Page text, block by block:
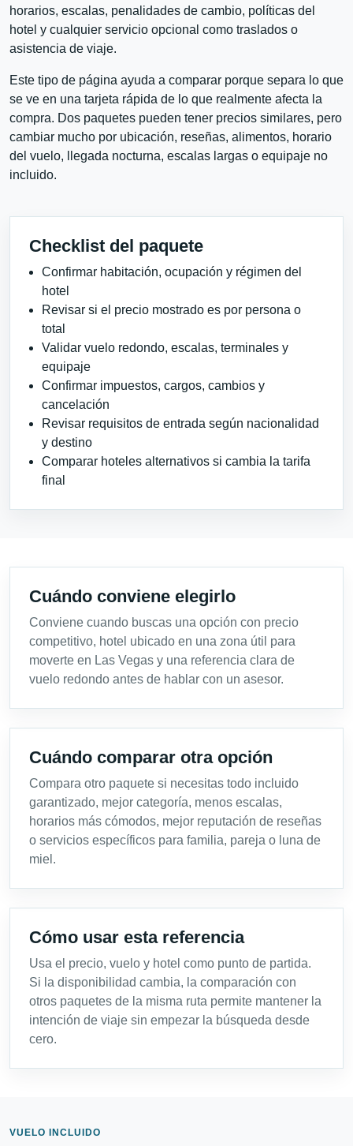
horarios, escalas, penalidades de cambio, políticas del
hotel y cualquier servicio opcional como traslados o
asistencia de viaje.
Este tipo de página ayuda a comparar porque separa lo que
se ve en una tarjeta rápida de lo que realmente afecta la
compra. Dos paquetes pueden tener precios similares, pero
cambiar mucho por ubicación, reseñas, alimentos, horario
del vuelo, llegada nocturna, escalas largas o equipaje no
incluido.
Checklist del paquete
Confirmar habitación, ocupación y régimen del
hotel
Revisar si el precio mostrado es por persona o
total
Validar vuelo redondo, escalas, terminales y
equipaje
Confirmar impuestos, cargos, cambios y
cancelación
Revisar requisitos de entrada según nacionalidad
y destino
Comparar hoteles alternativos si cambia la tarifa
final
Cuándo conviene elegirlo
Conviene cuando buscas una opción con precio
competitivo, hotel ubicado en una zona útil para
moverte en Las Vegas y una referencia clara de
vuelo redondo antes de hablar con un asesor.
Cuándo comparar otra opción
Compara otro paquete si necesitas todo incluido
garantizado, mejor categoría, menos escalas,
horarios más cómodos, mejor reputación de reseñas
o servicios específicos para familia, pareja o luna de
miel.
Cómo usar esta referencia
Usa el precio, vuelo y hotel como punto de partida.
Si la disponibilidad cambia, la comparación con
otros paquetes de la misma ruta permite mantener la
intención de viaje sin empezar la búsqueda desde
cero.
VUELO INCLUIDO